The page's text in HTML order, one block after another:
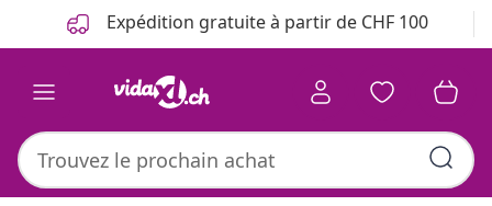
Précédent Expédition gratuite à partir de CHF 100